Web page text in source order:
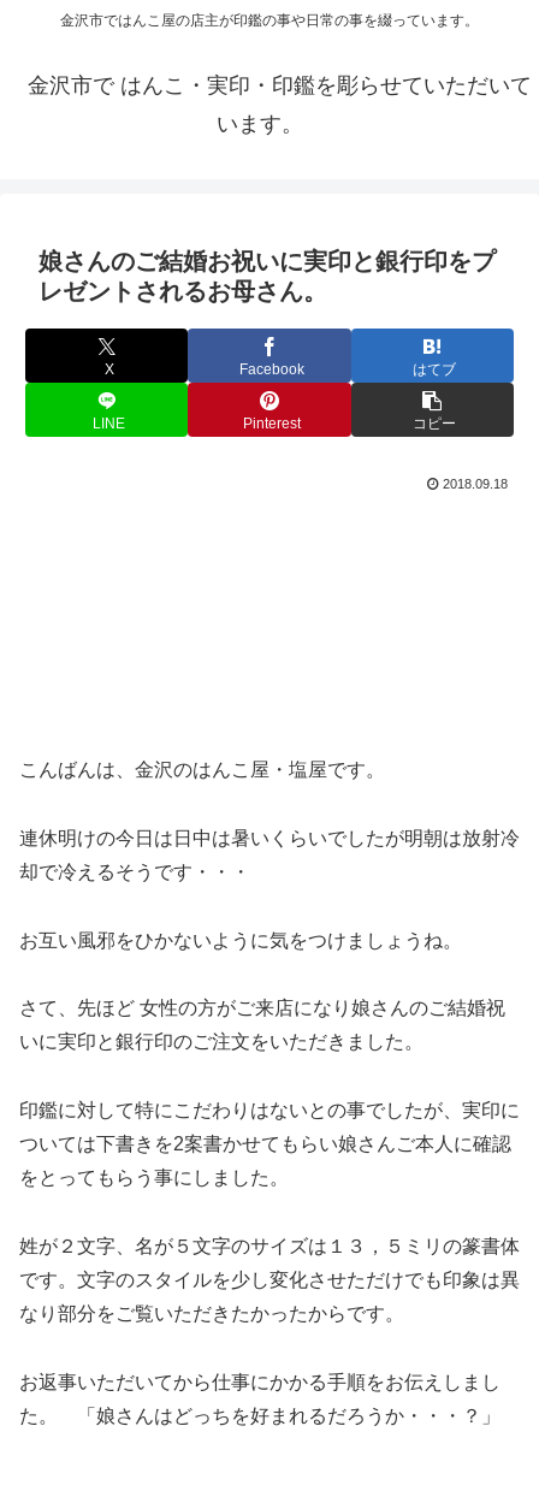
金沢市ではんこ屋の店主が印鑑の事や日常の事を綴っています。
金沢市で はんこ・実印・印鑑を彫らせていただいて
います。
娘さんのご結婚お祝いに実印と銀行印をプ
レゼントされるお母さん。
X Facebook はてブ
LINE Pinterest コピー
2018.09.18
こんばんは、金沢のはんこ屋・塩屋です。
連休明けの今日は日中は暑いくらいでしたが明朝は放射冷
却で冷えるそうです・・・
お互い風邪をひかないように気をつけましょうね。
さて、先ほど 女性の方がご来店になり娘さんのご結婚祝
いに実印と銀行印のご注文をいただきました。
印鑑に対して特にこだわりはないとの事でしたが、実印に
ついては下書きを2案書かせてもらい娘さんご本人に確認
をとってもらう事にしました。
姓が２文字、名が５文字のサイズは１３，５ミリの篆書体
です。文字のスタイルを少し変化させただけでも印象は異
なり部分をご覧いただきたかったからです。
お返事いただいてから仕事にかかる手順をお伝えしまし
た。 「娘さんはどっちを好まれるだろうか・・・？」